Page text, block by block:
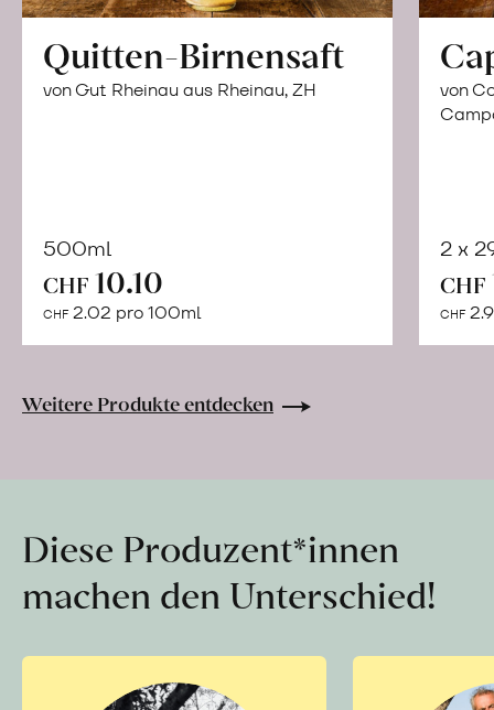
Quitten-Birnensaft
von Gut Rheinau aus Rheinau, ZH
500ml
CHF 10.10
CHF 2.02 pro 100ml
Warenkorb
von
2 x
CHF
CHF
Weitere Produkte entdecken
Diese Produzent*innen
machen den Unterschied!